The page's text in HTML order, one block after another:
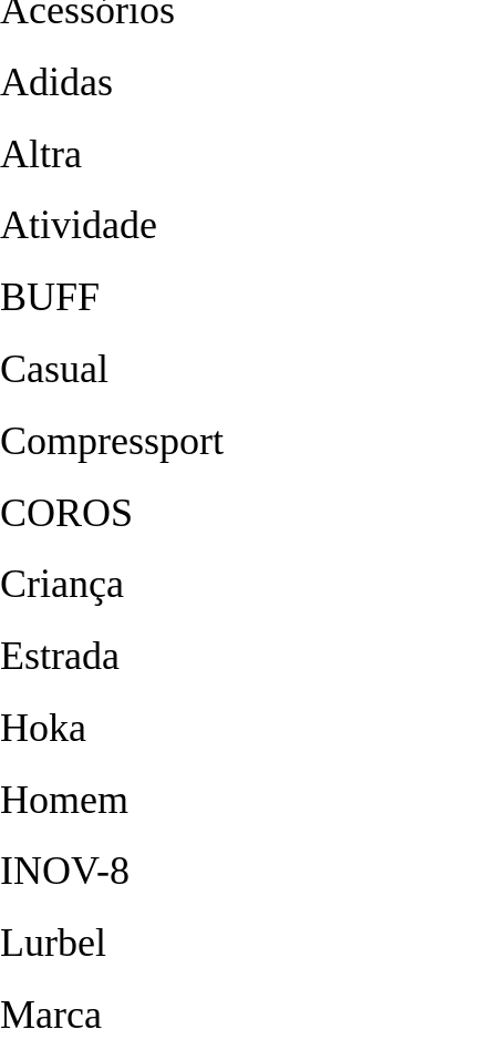
Acessórios
Adidas
Altra
Atividade
BUFF
Casual
Compressport
COROS
Criança
Estrada
Hoka
Homem
INOV-8
Lurbel
Marca